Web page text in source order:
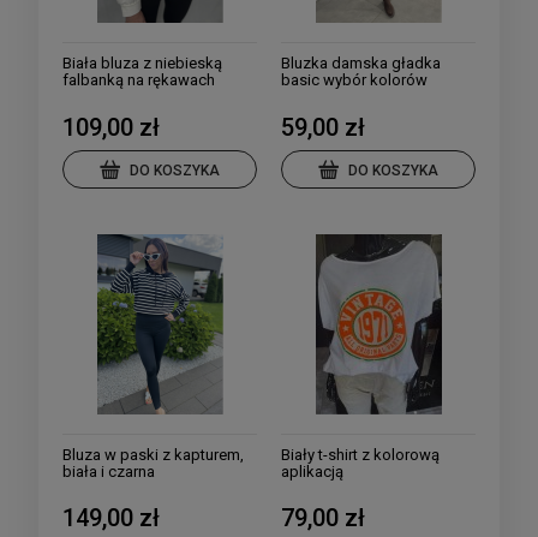
Biała bluza z niebieską
falbanką na rękawach
109,00 zł
DO KOSZYKA
Bluzka damska gładka
basic wybór kolorów
59,00 zł
DO KOSZYKA
Bluza w paski z kapturem,
biała i czarna
149,00 zł
Biały t-shirt z kolorową
aplikacją
79,00 zł